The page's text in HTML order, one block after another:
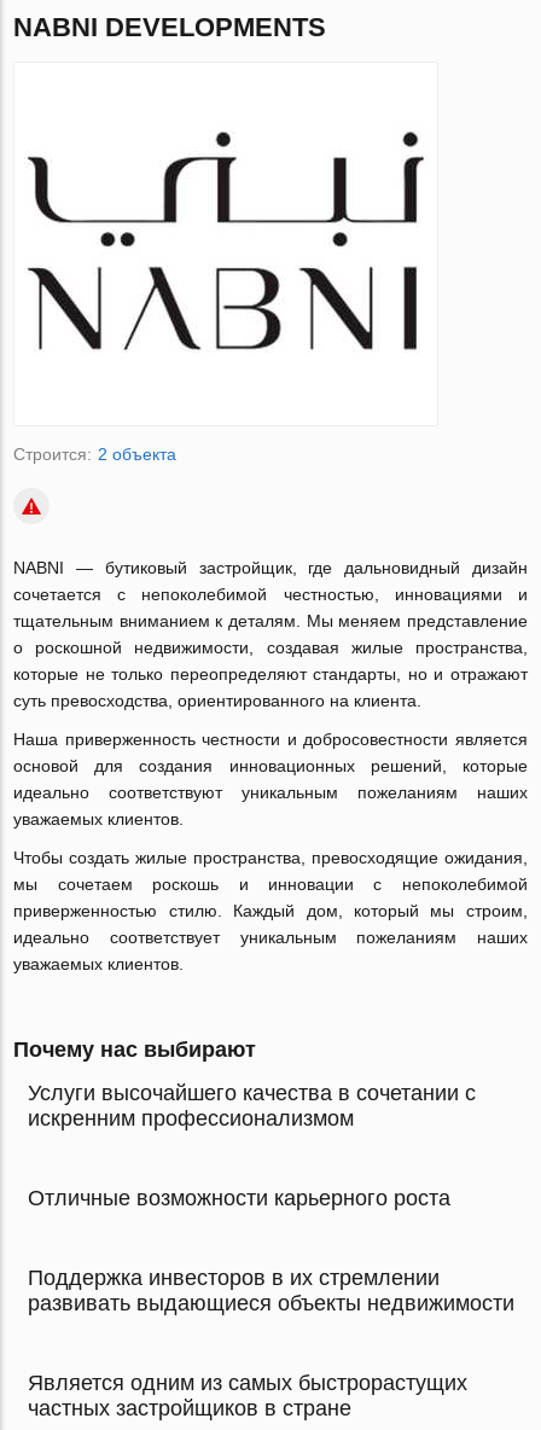
NABNI DEVELOPMENTS
Строится: 2 объекта
NABNI — бутиковый застройщик, где дальновидный дизайн
сочетается с непоколебимой честностью, инновациями и
тщательным вниманием к деталям. Мы меняем представление
о роскошной недвижимости, создавая жилые пространства,
которые не только переопределяют стандарты, но и отражают
суть превосходства, ориентированного на клиента.
Наша приверженность честности и добросовестности является
основой для создания инновационных решений, которые
идеально соответствуют уникальным пожеланиям наших
уважаемых клиентов.
Чтобы создать жилые пространства, превосходящие ожидания,
мы сочетаем роскошь и инновации с непоколебимой
приверженностью стилю. Каждый дом, который мы строим,
идеально соответствует уникальным пожеланиям наших
уважаемых клиентов.
Почему нас выбирают
Услуги высочайшего качества в сочетании с
искренним профессионализмом
Отличные возможности карьерного роста
Поддержка инвесторов в их стремлении
развивать выдающиеся объекты недвижимости
Является одним из самых быстрорастущих
частных застройщиков в стране